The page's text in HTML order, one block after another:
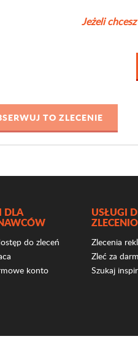
Jeżeli
DLA
do zleceń
konto
USŁUGI
Zlecenia
Zleć za
Szukaj